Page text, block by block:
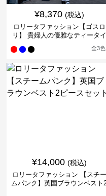
¥8,370 (税込)
ロリータファッション【ゴスロ
リ】 貴婦人の優雅なティータイ
全3色
¥14,000 (税込)
ロリータファッション 【スチー
ムパンク】英国ブラウンベスト